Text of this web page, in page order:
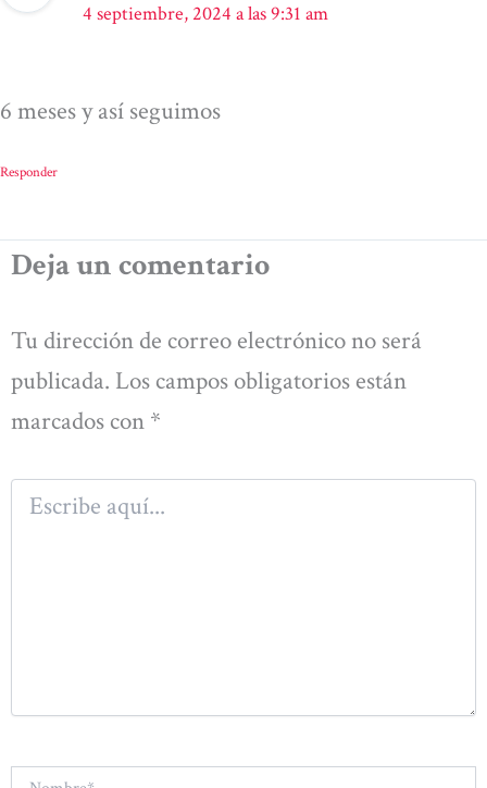
4 septiembre, 2024 a las 9:31 am
6 meses y así seguimos
Responder
Deja un comentario
Tu dirección de correo electrónico no será
publicada. Los campos obligatorios están
marcados con *
Escribe
aquí...